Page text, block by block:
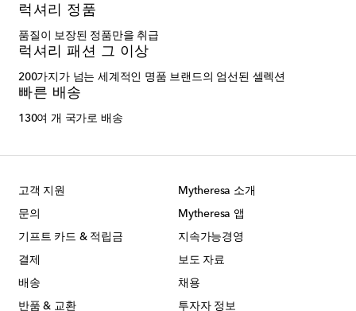
럭셔리 정품
품질이 보장된 정품만을 취급
럭셔리 패션 그 이상
200가지가 넘는 세계적인 명품 브랜드의 엄선된 셀렉션
빠른 배송
130여 개 국가로 배송
고객 지원
문의
기프트 카드 & 적립금
결제
배송
반품 & 교환
Mytheresa 소개
Mytheresa 앱
지속가능경영
보도 자료
채용
투자자 정보